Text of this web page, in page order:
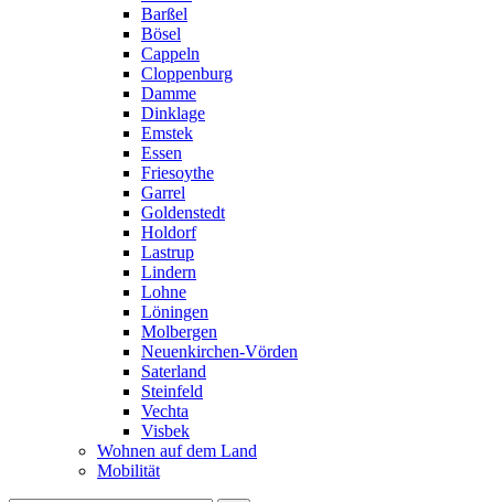
Barßel
Bösel
Cappeln
Cloppenburg
Damme
Dinklage
Emstek
Essen
Friesoythe
Garrel
Goldenstedt
Holdorf
Lastrup
Lindern
Lohne
Löningen
Molbergen
Neuenkirchen-Vörden
Saterland
Steinfeld
Vechta
Visbek
Wohnen auf dem Land
Mobilität